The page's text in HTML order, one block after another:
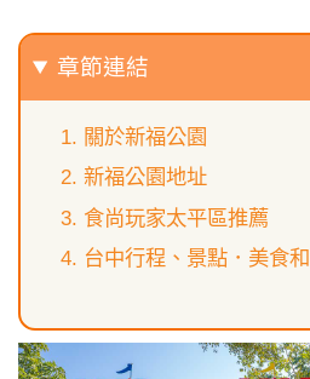
章節連結
關於新福公園
新福公園地址
食尚玩家太平區推薦
台中行程、景點．美食